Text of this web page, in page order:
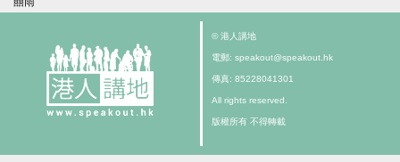
© 港人講地
電郵: speakout@speakout.hk
傳真: 85228041301
All rights reserved.
版權所有 不得轉載